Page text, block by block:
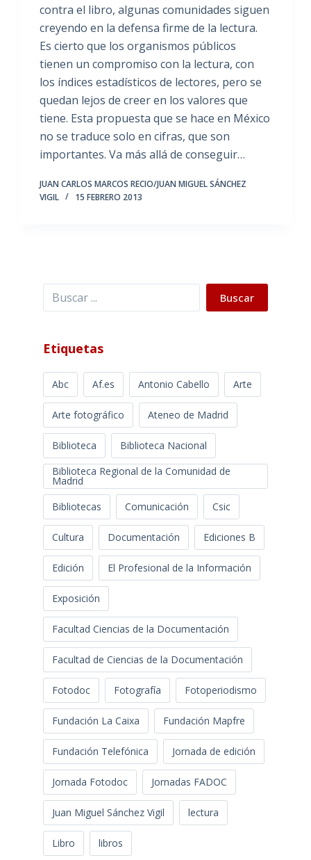
contra el libro, algunas comunidades siguen
creyendo en la defensa firme de la lectura.
Es cierto que los organismos públicos
tienen un compromiso con la lectura, con
los índices estadísticos de lectores, pero se
quedan lejos de creer en los valores que
tiene. Esta propuesta que se hace en México
no se traduce solo en cifras, que son
importantes. Va más allá de conseguir…
JUAN CARLOS MARCOS RECIO/JUAN MIGUEL SÁNCHEZ
VIGIL
15 FEBRERO 2013
Buscar Buscar
Etiquetas
Abc Af.es Antonio Cabello Arte
Arte fotográfico Ateneo de Madrid
Biblioteca
Biblioteca Nacional
Biblioteca Regional de la Comunidad de
Madrid
Bibliotecas
Comunicación Csic
Cultura Documentación Ediciones B
Edición El Profesional de la Información
Exposición
Facultad Ciencias de la Documentación
Facultad de Ciencias de la Documentación
Fotodoc Fotografía Fotoperiodismo
Fundación La Caixa Fundación Mapfre
Fundación Telefónica Jornada de edición
Jornada Fotodoc Jornadas FADOC
Juan Miguel Sánchez Vigil lectura
Libro libros